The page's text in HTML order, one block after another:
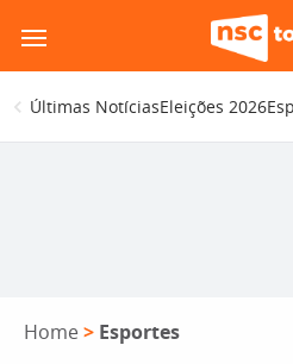
para
o
conteúdo
Últimas NotíciasEleições 2026
Home > Esportes